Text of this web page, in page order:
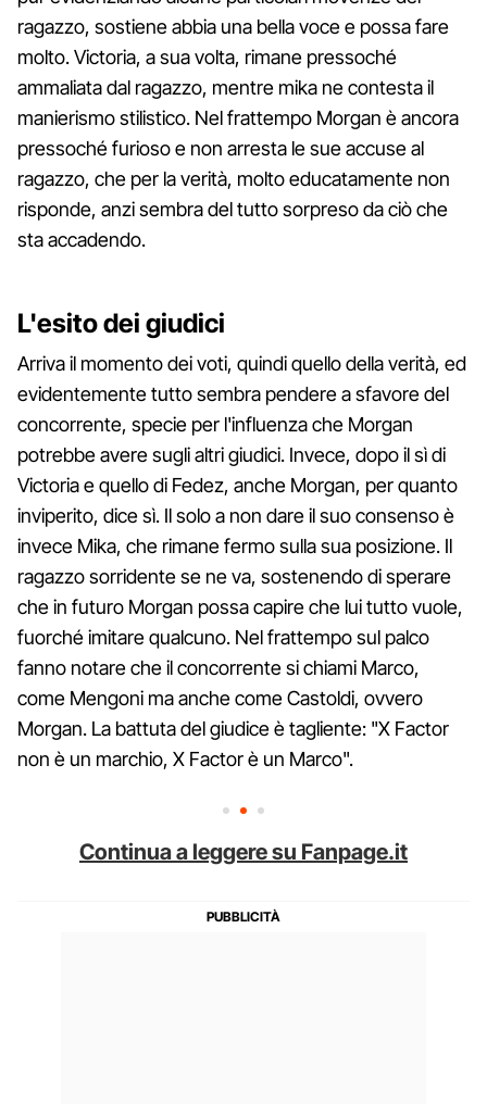
ragazzo, sostiene abbia una bella voce e possa fare
molto. Victoria, a sua volta, rimane pressoché
ammaliata dal ragazzo, mentre mika ne contesta il
manierismo stilistico. Nel frattempo Morgan è ancora
pressoché furioso e non arresta le sue accuse al
ragazzo, che per la verità, molto educatamente non
risponde, anzi sembra del tutto sorpreso da ciò che
sta accadendo.
L'esito dei giudici
Arriva il momento dei voti, quindi quello della verità, ed
evidentemente tutto sembra pendere a sfavore del
concorrente, specie per l'influenza che Morgan
potrebbe avere sugli altri giudici. Invece, dopo il sì di
Victoria e quello di Fedez, anche Morgan, per quanto
inviperito, dice sì. Il solo a non dare il suo consenso è
invece Mika, che rimane fermo sulla sua posizione. Il
ragazzo sorridente se ne va, sostenendo di sperare
che in futuro Morgan possa capire che lui tutto vuole,
fuorché imitare qualcuno. Nel frattempo sul palco
fanno notare che il concorrente si chiami Marco,
come Mengoni ma anche come Castoldi, ovvero
Morgan. La battuta del giudice è tagliente: "X Factor
non è un marchio, X Factor è un Marco".
Continua a leggere su Fanpage.it